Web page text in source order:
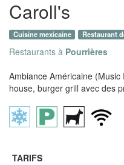
Caroll's
Cuisine mexicaine Restaurant
Restaurants à Pourrières
Ambiance Américaine
house, burger grill avec des
TARIFS